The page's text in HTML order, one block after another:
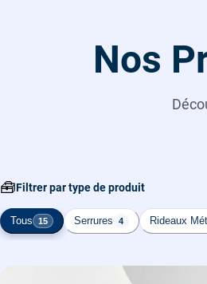
Nos
🧰Filtrer par type de produit
Tous 15 Serrures 4 Rideaux